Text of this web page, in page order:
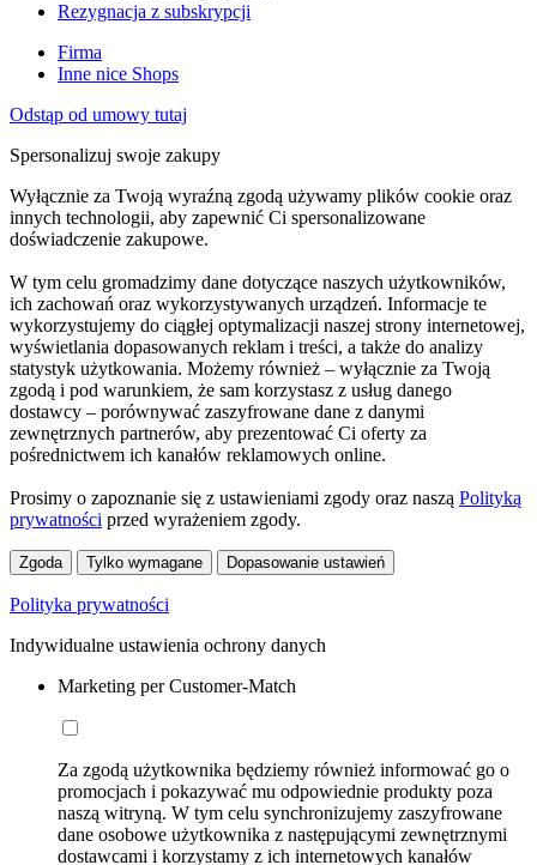
Rezygnacja z subskrypcji
Firma
Inne nice Shops
Odstąp od umowy tutaj
Spersonalizuj swoje zakupy
Wyłącznie za Twoją wyraźną zgodą używamy plików cookie oraz
innych technologii, aby zapewnić Ci spersonalizowane
doświadczenie zakupowe.
W tym celu gromadzimy dane dotyczące naszych użytkowników,
ich zachowań oraz wykorzystywanych urządzeń. Informacje te
wykorzystujemy do ciągłej optymalizacji naszej strony internetowej,
wyświetlania dopasowanych reklam i treści, a także do analizy
statystyk użytkowania. Możemy również – wyłącznie za Twoją
zgodą i pod warunkiem, że sam korzystasz z usług danego
dostawcy – porównywać zaszyfrowane dane z danymi
zewnętrznych partnerów, aby prezentować Ci oferty za
pośrednictwem ich kanałów reklamowych online.
Prosimy o zapoznanie się z ustawieniami zgody oraz naszą Polityką
prywatności przed wyrażeniem zgody.
Zgoda Tylko wymagane Dopasowanie ustawień
Polityka prywatności
Indywidualne ustawienia ochrony danych
Marketing per Customer-Match
Za zgodą użytkownika będziemy również informować go o
promocjach i pokazywać mu odpowiednie produkty poza
naszą witryną. W tym celu synchronizujemy zaszyfrowane
dane osobowe użytkownika z następującymi zewnętrznymi
dostawcami i korzystamy z ich internetowych kanałów